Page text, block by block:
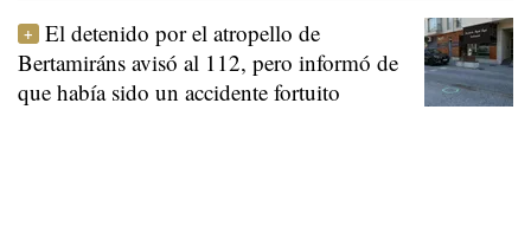
El detenido por el atropello de
Bertamiráns avisó al 112, pero informó de
que había sido un accidente fortuito